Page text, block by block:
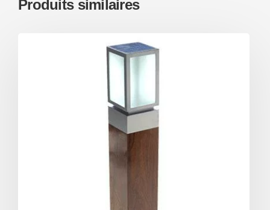
Produits similaires